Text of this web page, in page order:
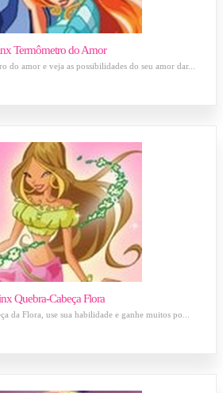
Termômetro do Amor
do amor e veja as possibilidades do seu amor dar...
Quebra-Cabeça Flora
da Flora, use sua habilidade e ganhe muitos po...